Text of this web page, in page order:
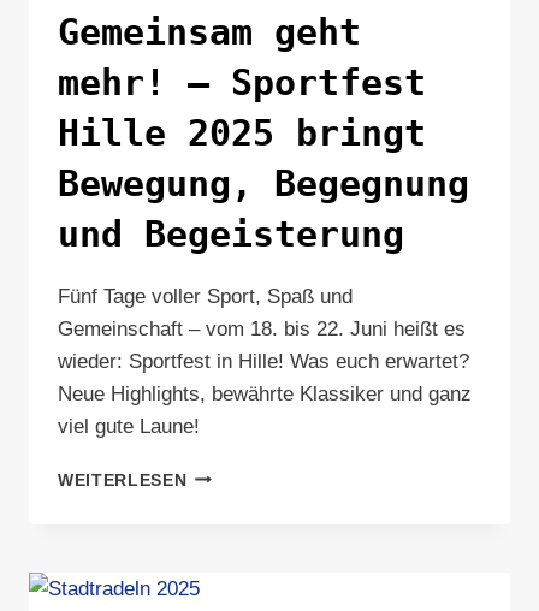
Gemeinsam geht
mehr! – Sportfest
Hille 2025 bringt
Bewegung, Begegnung
und Begeisterung
Fünf Tage voller Sport, Spaß und
Gemeinschaft – vom 18. bis 22. Juni heißt es
wieder: Sportfest in Hille! Was euch erwartet?
Neue Highlights, bewährte Klassiker und ganz
viel gute Laune!
WEITERLESENGEMEINSAM
HILLE